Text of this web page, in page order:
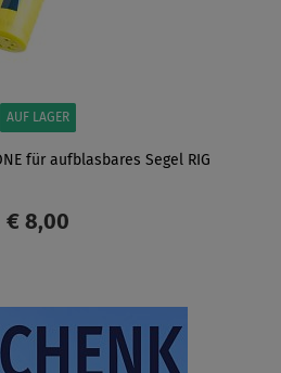
AUF LAGER
für aufblasbares Segel RIG
€ 8,00